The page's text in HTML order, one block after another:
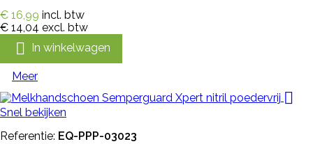
€ 16,99 incl. btw
€ 14,04 excl. btw
 In winkelwagen
Meer

Snel bekijken
Referentie: EQ-PPP-03023